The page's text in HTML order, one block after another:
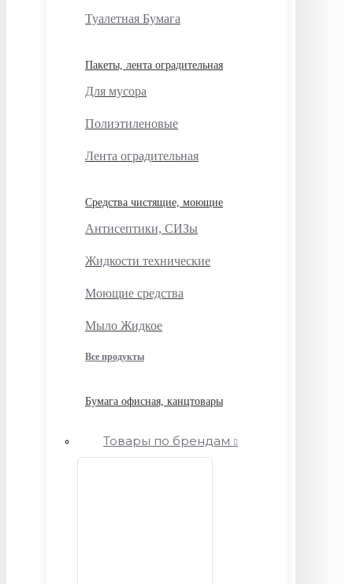
Туалетная Бумага
Пакеты, лента оградительная
Для мусора
Полиэтиленовые
Лента оградительная
Средства чистящие, моющие
Антисептики, СИЗы
Жидкости технические
Моющие средства
Мыло Жидкое
Все продукты
Бумага офисная, канцтовары
Товары по брендам